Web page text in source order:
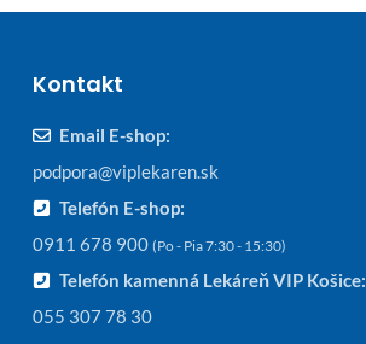
Kontakt
Email E-shop:
podpora@viplekaren.sk
Telefón E-shop:
0911 678 900 (Po - Pia 7:30 - 15:30)
Telefón kamenná Lekáreň VIP Košice:
055 307 78 30